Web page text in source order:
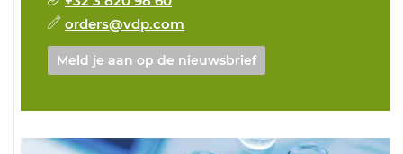
orders@vdp.com
Meld je aan op de nieuwsbrief